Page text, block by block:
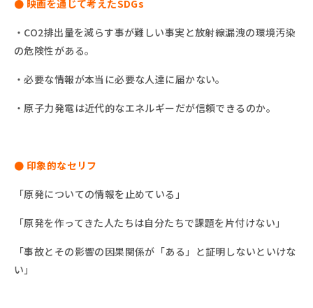
● 映画を通じて考えたSDGs
・CO2排出量を減らす事が難しい事実と放射線漏洩の環境汚染
の危険性がある。
・必要な情報が本当に必要な人達に届かない。
・原子力発電は近代的なエネルギーだが信頼できるのか。
● 印象的なセリフ
「原発についての情報を止めている」
「原発を作ってきた人たちは自分たちで課題を片付けない」
「事故とその影響の因果関係が「ある」と証明しないといけな
い」